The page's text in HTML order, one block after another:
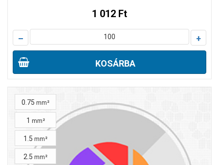
1 012 Ft
– +
KOSÁRBA
0.75 mm²
1 mm²
1.5 mm²
2.5 mm²